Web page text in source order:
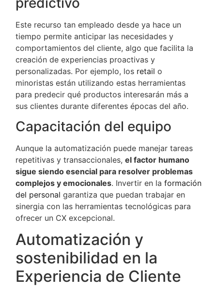
Este recurso tan empleado desde ya hace un
tiempo permite anticipar las necesidades y
comportamientos del cliente, algo que facilita la
creación de experiencias proactivas y
personalizadas. Por ejemplo, los retail o
minoristas están utilizando estas herramientas
para predecir qué productos interesarán más a
sus clientes durante diferentes épocas del año​.
Capacitación del equipo
Aunque la automatización puede manejar tareas
repetitivas y transaccionales, el factor humano
sigue siendo esencial para resolver problemas
complejos y emocionales. Invertir en la formación
del personal garantiza que puedan trabajar en
sinergia con las herramientas tecnológicas para
ofrecer un CX excepcional.
Automatización y
sostenibilidad en la
Experiencia de Cliente